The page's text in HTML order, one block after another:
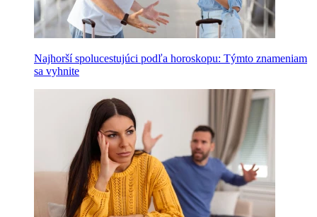
Najhorší spolucestujúci podľa horoskopu: Týmto znameniam
sa vyhnite